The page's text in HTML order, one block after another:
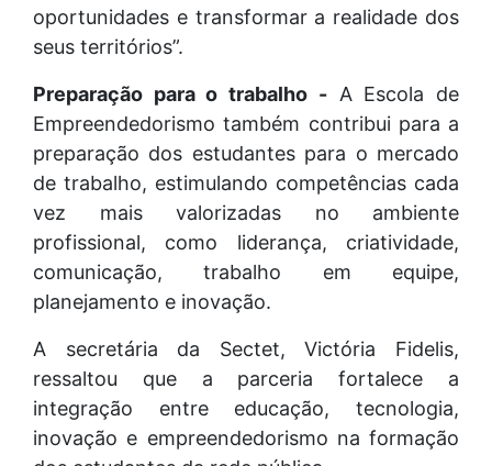
oportunidades e transformar a realidade dos
seus territórios”.
Preparação para o trabalho -A Escola de
Empreendedorismo também contribui para a
preparação dos estudantes para o mercado
de trabalho, estimulando competências cada
vez mais valorizadas no ambiente
profissional, como liderança, criatividade,
comunicação, trabalho em equipe,
planejamento e inovação.
A secretária da Sectet, Victória Fidelis,
ressaltou que a parceria fortalece a
integração entre educação, tecnologia,
inovação e empreendedorismo na formação